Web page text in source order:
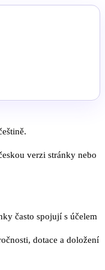
verzi stránky nebo
často spojují s účelem
dotace a doložení